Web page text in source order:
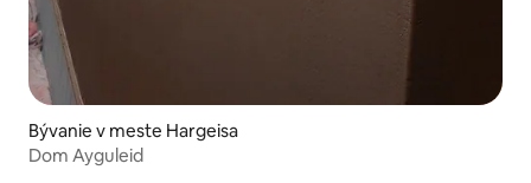
Bývanie v meste Hargeisa
Dom Ayguleid